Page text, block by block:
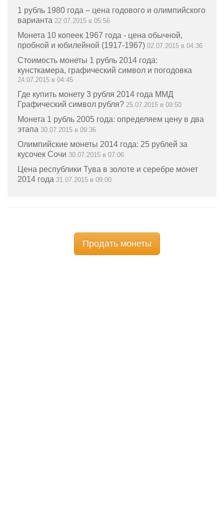
1 рубль 1980 года – цена годового и олимпийского
варианта 22.07.2015 в 05:56
Монета 10 копеек 1967 года - цена обычной,
пробной и юбилейной (1917-1967) 02.07.2015 в 04:36
Стоимость монеты 1 рубль 2014 года:
кунсткамера, графический символ и погодовка
24.07.2015 в 04:45
Где купить монету 3 рубля 2014 года ММД
Графический символ рубля? 25.07.2015 в 09:50
Монета 1 рубль 2005 года: определяем цену в два
этапа 30.07.2015 в 09:36
Олимпийские монеты 2014 года: 25 рублей за
кусочек Сочи 30.07.2015 в 07:06
Цена республики Тува в золоте и серебре монет
2014 года 31.07.2015 в 09:00
Продать монеты